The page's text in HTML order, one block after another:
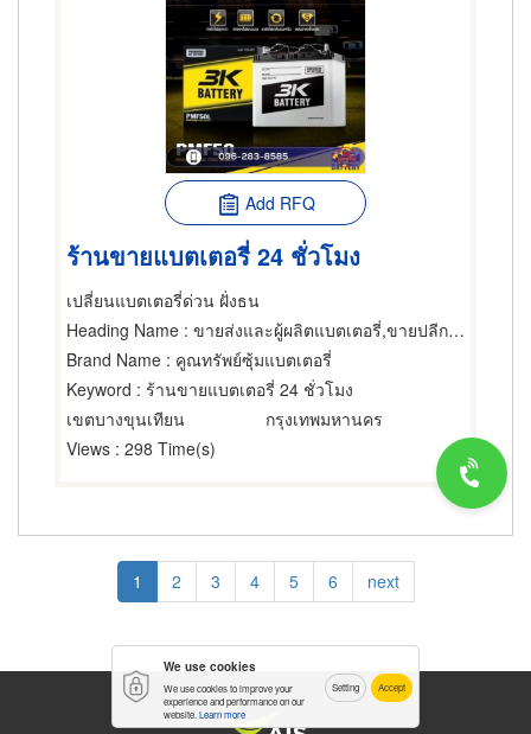
Add RFQ
ร้านขายแบตเตอรี่ 24 ชั่วโมง
เปลี่ยนแบตเตอรี่ด่วน ฝั่งธน
Heading Name : ขายส่งและผู้ผลิตแบตเตอรี่,ขายปลีกแบตเตอรี่,ซ่อมแบตเตอรี่
Brand Name : คูณทรัพย์ซุ้มแบตเตอรี่
Keyword : ร้านขายแบตเตอรี่ 24 ชั่วโมง
เขตบางขุนเทียน
กรุงเทพมหานคร
Views : 298 Time(s)
PaginationCurrent
page
1 Page
2 Page
3 Page
4 Page
5 Page
6
Next
page
next
We use cookies
We use cookies to improve your
experience and performance on our
website. Learn more
Setting Accept